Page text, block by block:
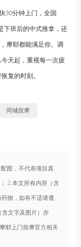
30分钟上门，全国
下班后的中式推拿，还
摩耶都能满足你。调
天起，重视每一次疲
复的时刻。
同城按摩
图，不代表项目真
2.本文所有内容（含
物，如有不适请遵
文字及图片）亦
耶上门按摩官方相关